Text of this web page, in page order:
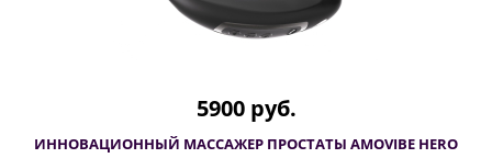
5900 руб.
ИННОВАЦИОННЫЙ МАССАЖЕР ПРОСТАТЫ AMOVIBE HERO